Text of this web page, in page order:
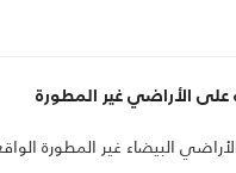
البيضاء غير المطورة